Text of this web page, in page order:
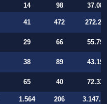
14 98
37.084
41 472
29 66
55.794
38 89
43.197
65 40 72.332
1.564 206